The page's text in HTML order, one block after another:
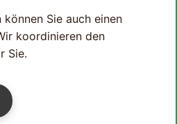
Sie auch einen
koordinieren den
Sie.